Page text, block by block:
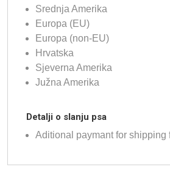
Srednja Amerika
Europa (EU)
Europa (non-EU)
Hrvatska
Sjeverna Amerika
Južna Amerika
Detalji o slanju psa
Aditional paymant for shipping